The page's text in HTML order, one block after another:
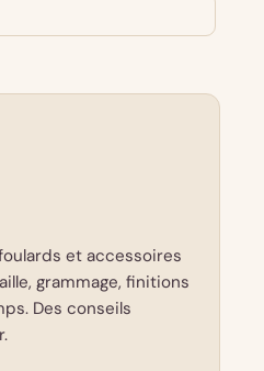
et accessoires
grammage, finitions
Des conseils